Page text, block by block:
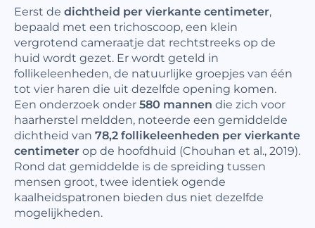
Eerst de dichtheid per vierkante centimeter,
bepaald met een trichoscoop, een klein
vergrotend cameraatje dat rechtstreeks op de
huid wordt gezet. Er wordt geteld in
follikeleenheden, de natuurlijke groepjes van één
tot vier haren die uit dezelfde opening komen.
Een onderzoek onder580 mannen die zich voor
haarherstel meldden, noteerde een gemiddelde
dichtheid van 78,2 follikeleenheden per vierkante
centimeterop de hoofdhuid (Chouhan et al., 2019).
Rond dat gemiddelde is de spreiding tussen
mensen groot, twee identiek ogende
kaalheidspatronen bieden dus niet dezelfde
mogelijkheden.